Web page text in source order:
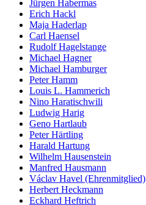
Jürgen Habermas
Erich Hackl
Maja Haderlap
Carl Haensel
Rudolf Hagelstange
Michael Hagner
Michael Hamburger
Peter Hamm
Louis L. Hammerich
Nino Haratischwili
Ludwig Harig
Geno Hartlaub
Peter Härtling
Harald Hartung
Wilhelm Hausenstein
Manfred Hausmann
Václav Havel (Ehrenmitglied)
Herbert Heckmann
Eckhard Heftrich